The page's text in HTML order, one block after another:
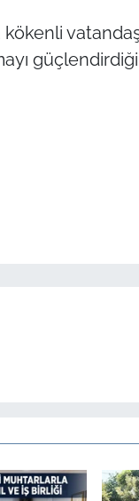
kökenli